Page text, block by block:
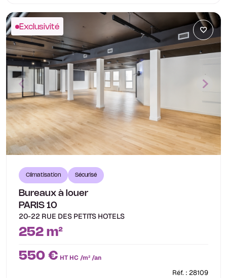
Exclusivité
Climatisation Sécurisé
Bureaux à louer
PARIS 10
20-22 RUE DES PETITS HOTELS
252 m²
550 € HT HC /m² /an
Réf. : 28109